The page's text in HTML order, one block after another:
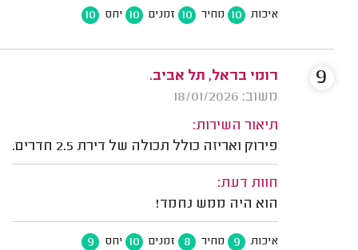
איכות 10 מחיר 10 זמנים 10 יחס 10
רומי בראל, תל אביב.
משוב: 18/01/2026
תיאור השירות:
פירוק ואריזה כולל תכולה של דירת 2.5 חדרים.
חוות דעת:
הוא היה ממש נחמד!
איכות 9 מחיר 8 זמנים 10 יחס 9
9